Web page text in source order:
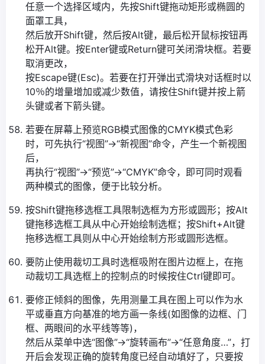
任意一个选择区域内，先按Shift键拖动矩形或椭圆的
面罩工具，
然后放开Shift键，然后按Alt键，最后松开鼠标按钮再
松开Alt键。按Enter键或Return键可关闭滑块框。若要
取消更改，
按Escape键(Esc)。若要在打开弹出式滑块对话框时以
10％的增量增加或减少数值，请按住Shift键并按上箭
头键或者下箭头键。
若要在屏幕上预览RGB模式图像的CMYK模式色彩
时，可先执行“视图”→“新视图”命令，产生一个新视图
后，
再执行“视图”→“预览”→“CMYK”命令，即可同时观看
两种模式的图像，便于比较分析。
按Shift键拖移选框工具限制选框为方形或圆形；按Alt
键拖移选框工具从中心开始绘制选框；按Shift+Alt键
拖移选框工具则从中心开始绘制方形或圆形选框。
要防止使用裁切工具时选框吸附在图片边框上，在拖
动裁切工具选框上的控制点的时候按住Ctrl键即可。
要修正倾斜的图像，先用测量工具在图上可以作为水
平或垂直方向基准的地方画一条线(如图像的边框、门
框、两眼间的水平线等等)，
然后从菜单中选“图像”→“旋转画布”→“任意角度…”，打
开后会发现正确的旋转角度已经自动填好了，只要按